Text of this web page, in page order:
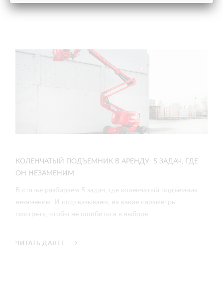
КОЛЕНЧАТЫЙ ПОДЪЕМНИК В АРЕНДУ: 5 ЗАДАЧ, ГДЕ
ОН НЕЗАМЕНИМ
В статье разбираем 5 задач, где коленчатый подъемник
незаменим. И подсказываем, на какие параметры
смотреть, чтобы не ошибиться в выборе.
ЧИТАТЬ ДАЛЕЕ